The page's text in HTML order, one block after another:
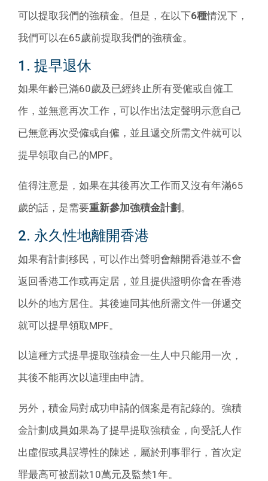
可以提取我們的強積金。但是，在以下6種情況下，
我們可以在65歲前提取我們的強積金。
1. 提早退休
如果年齡已滿60歲及已經終止所有受僱或自僱工
作，並無意再次工作，可以作出法定聲明示意自己
已無意再次受僱或自僱，並且遞交所需文件就可以
提早領取自己的MPF。
值得注意是，如果在其後再次工作而又沒有年滿65
歲的話，是需要重新參加強積金計劃 。
2. 永久性地離開香港
如果有計劃移民，可以作出聲明會離開香港並不會
返回香港工作或再定居，並且提供證明你會在香港
以外的地方居住。其後連同其他所需文件一併遞交
就可以提早領取MPF。
以這種方式提早提取強積金一生人中只能用一次，
其後不能再次以這理由申請。
另外，積金局對成功申請的個案是有記錄的。強積
金計劃成員如果為了提早提取強積金，向受託人作
出虛假或具誤導性的陳述，屬於刑事罪行，首次定
罪最高可被罰款10萬元及監禁1年。